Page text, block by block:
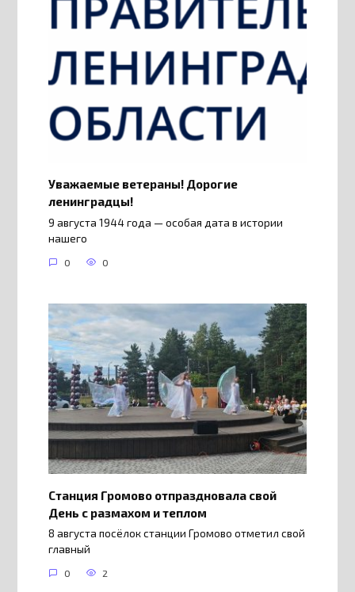
Уважаемые ветераны! Дорогие
ленинградцы!
9 августа 1944 года — особая дата в истории
нашего
0 0
Станция Громово отпраздновала свой
День с размахом и теплом
8 августа посёлок станции Громово отметил свой
главный
0 2